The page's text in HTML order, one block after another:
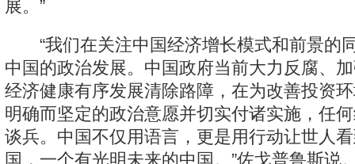
展。”
“我们在关注中国经济增长模式和前景的
中国的政治发展。中国政府当前大力反腐、
经济健康有序发展清除路障，在为改善投资
明确而坚定的政治意愿并切实付诸实施，任
谈兵。中国不仅用语言，更是用行动让世人
国，一个有光明未来的中国。”佐戈普鲁斯说